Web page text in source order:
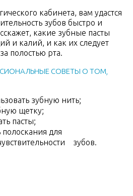
кабинета, вам удастся
зубов быстро и
какие зубные пасты
и калий, и как их следует
полостью рта.
СОВЕТЫ О ТОМ,
зубную нить;
щетку;
пасты;
для
зубов.